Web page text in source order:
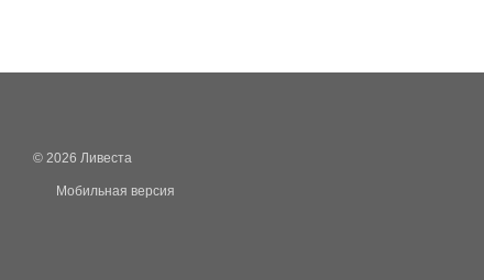
© 2026 Ливеста
Мобильная версия